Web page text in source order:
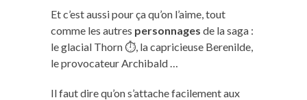
Et c’est aussi pour ça qu’on l’aime, tout
comme les autres personnages de la saga :
le glacial Thorn ⏱, la capricieuse Berenilde,
le provocateur Archibald …
Il faut dire qu’on s’attache facilement aux